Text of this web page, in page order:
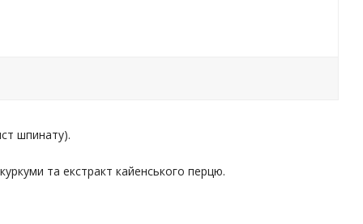
шпинату).
та екстракт кайенського перцю.